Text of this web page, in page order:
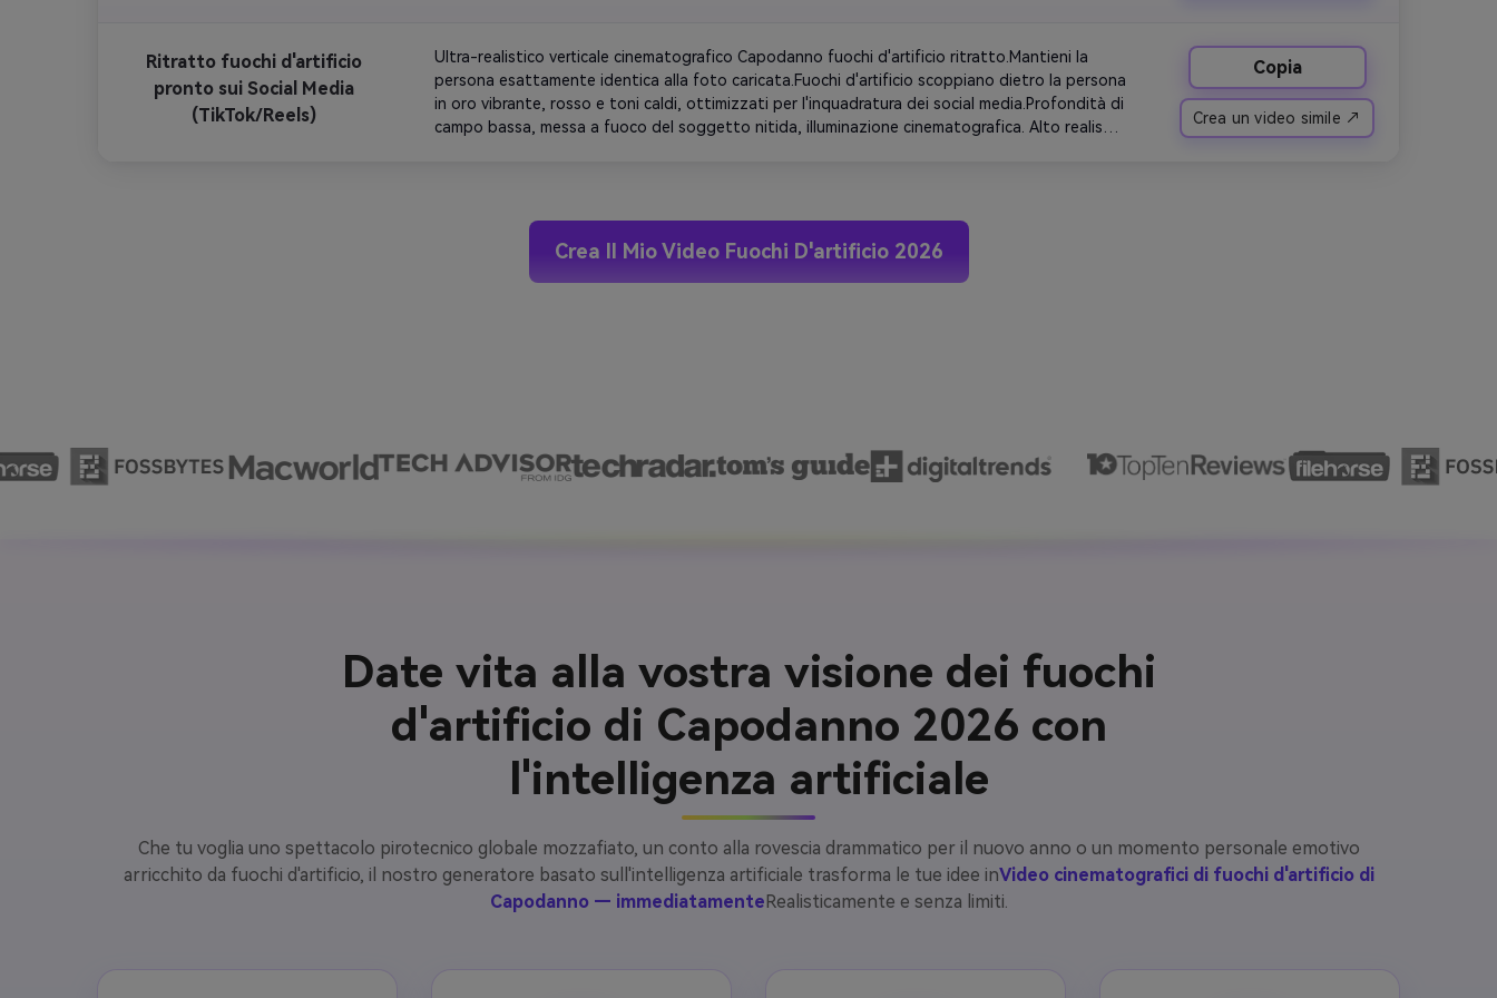
emotivo e realistico.
Ritratto fuochi d'artificio
pronto sui Social Media
(TikTok/Reels)
Ultra-realistico verticale cinematografico Capodanno fuochi d'artificio ritratto.Mantieni la
persona esattamente identica alla foto caricata.Fuochi d'artificio scoppiano dietro la persona
in oro vibrante, rosso e toni caldi, ottimizzati per l'inquadratura dei social media.Profondità di
campo bassa, messa a fuoco del soggetto nitida, illuminazione cinematografica. Alto realismo,
Copia
Crea un video simile ↗
Crea Il Mio Video Fuochi D'artificio 2026
Date vita alla vostra visione dei fuochi
d'artificio di Capodanno 2026 con
l'intelligenza artificiale
Che tu voglia uno spettacolo pirotecnico globale mozzafiato, un conto alla rovescia drammatico per il nuovo anno o un momento personale emotivo
arricchito da fuochi d'artificio, il nostro generatore basato sull'intelligenza artificiale trasforma le tue idee inVideo cinematografici di fuochi d'artificio di
Capodanno — immediatamenteRealisticamente e senza limiti.